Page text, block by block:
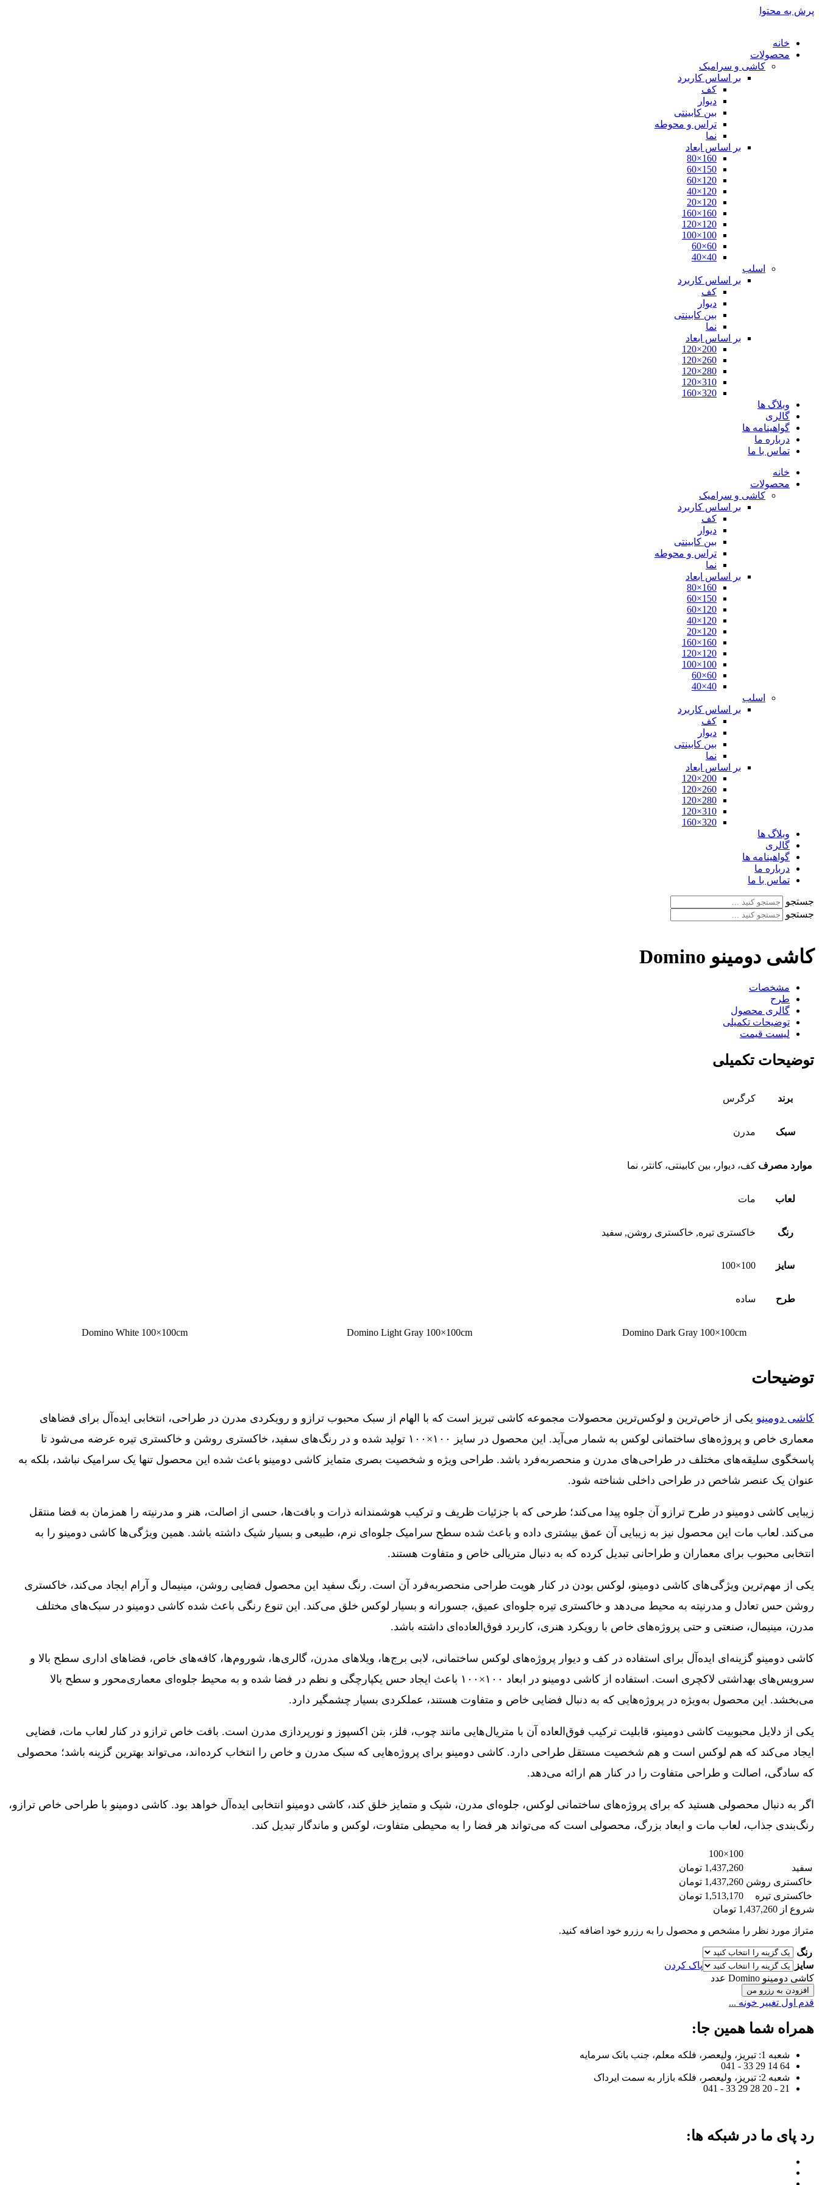
پرش به محتوا
خانه
محصولات
کاشی و سرامیک
بر اساس کاربرد
کف
دیوار
بین کابینتی
تراس و محوطه
نما
بر اساس ابعاد
160×80
150×60
120×60
120×40
120×20
160×160
120×120
100×100
60×60
40×40
اسلب
بر اساس کاربرد
کف
دیوار
بین کابینتی
نما
بر اساس ابعاد
200×120
260×120
280×120
310×120
320×160
وبلاگ ها
گالری
گواهینامه ها
درباره ما
تماس با ما
خانه
محصولات
کاشی و سرامیک
بر اساس کاربرد
کف
دیوار
بین کابینتی
تراس و محوطه
نما
بر اساس ابعاد
160×80
150×60
120×60
120×40
120×20
160×160
120×120
100×100
60×60
40×40
اسلب
بر اساس کاربرد
کف
دیوار
بین کابینتی
نما
بر اساس ابعاد
200×120
260×120
280×120
310×120
320×160
وبلاگ ها
گالری
گواهینامه ها
درباره ما
تماس با ما
جستجو
جستجو
کاشی دومینو Domino
مشخصات
طرح
گالری محصول
توضیحات تکمیلی
لیست قیمت
توضیحات تکمیلی
برند کرگرس
سبک مدرن
موارد مصرف کف، دیوار، بین کابینتی، کانتر، نما
لعاب مات
رنگ خاکستری تیره, خاکستری روشن, سفید
سایز 100×100
طرح ساده
Domino Dark Gray 100×100cm
Domino Light Gray 100×100cm
Domino White 100×100cm
توضیحات
کاشی دومینو یکی از خاص‌ترین و لوکس‌ترین محصولات مجموعه کاشی تبریز است که با الهام از سبک محبوب ترازو و رویکردی مدرن در طراحی، انتخابی ایده‌آل برای فضاهای
معماری خاص و پروژه‌های ساختمانی لوکس به شمار می‌آید. این محصول در سایز ۱۰۰×۱۰۰ تولید شده و در رنگ‌های سفید، خاکستری روشن و خاکستری تیره عرضه می‌شود تا
پاسخگوی سلیقه‌های مختلف در طراحی‌های مدرن و منحصربه‌فرد باشد. طراحی ویژه و شخصیت بصری متمایز کاشی دومینو باعث شده این محصول تنها یک سرامیک نباشد، بلکه به
عنوان یک عنصر شاخص در طراحی داخلی شناخته شود.
زیبایی کاشی دومینو در طرح ترازو آن جلوه پیدا می‌کند؛ طرحی که با جزئیات ظریف و ترکیب هوشمندانه ذرات و بافت‌ها، حسی از اصالت، هنر و مدرنیته را همزمان به فضا منتقل
می‌کند. لعاب مات این محصول نیز به زیبایی آن عمق بیشتری داده و باعث شده سطح سرامیک جلوه‌ای نرم، طبیعی و بسیار شیک داشته باشد. همین ویژگی‌ها کاشی دومینو را به
انتخابی محبوب برای معماران و طراحانی تبدیل کرده که به دنبال متریالی خاص و متفاوت هستند.
یکی از مهم‌ترین ویژگی‌های کاشی دومینو، لوکس بودن در کنار هویت طراحی منحصربه‌فرد آن است. رنگ سفید این محصول فضایی روشن، مینیمال و آرام ایجاد می‌کند، خاکستری
روشن حس تعادل و مدرنیته به محیط می‌دهد و خاکستری تیره جلوه‌ای عمیق، جسورانه و بسیار لوکس خلق می‌کند. این تنوع رنگی باعث شده کاشی دومینو در سبک‌های مختلف
مدرن، مینیمال، صنعتی و حتی پروژه‌های خاص با رویکرد هنری، کاربرد فوق‌العاده‌ای داشته باشد.
کاشی دومینو گزینه‌ای ایده‌آل برای استفاده در کف و دیوار پروژه‌های لوکس ساختمانی، لابی برج‌ها، ویلاهای مدرن، گالری‌ها، شوروم‌ها، کافه‌های خاص، فضاهای اداری سطح بالا و
سرویس‌های بهداشتی لاکچری است. استفاده از کاشی دومینو در ابعاد ۱۰۰×۱۰۰ باعث ایجاد حس یکپارچگی و نظم در فضا شده و به محیط جلوه‌ای معماری‌محور و سطح بالا
می‌بخشد. این محصول به‌ویژه در پروژه‌هایی که به دنبال فضایی خاص و متفاوت هستند، عملکردی بسیار چشمگیر دارد.
یکی از دلایل محبوبیت کاشی دومینو، قابلیت ترکیب فوق‌العاده آن با متریال‌هایی مانند چوب، فلز، بتن اکسپوز و نورپردازی مدرن است. بافت خاص ترازو در کنار لعاب مات، فضایی
ایجاد می‌کند که هم لوکس است و هم شخصیت مستقل طراحی دارد. کاشی دومینو برای پروژه‌هایی که سبک مدرن و خاص را انتخاب کرده‌اند، می‌تواند بهترین گزینه باشد؛ محصولی
که سادگی، اصالت و طراحی متفاوت را در کنار هم ارائه می‌دهد.
اگر به دنبال محصولی هستید که برای پروژه‌های ساختمانی لوکس، جلوه‌ای مدرن، شیک و متمایز خلق کند، کاشی دومینو انتخابی ایده‌آل خواهد بود. کاشی دومینو با طراحی خاص ترازو،
رنگ‌بندی جذاب، لعاب مات و ابعاد بزرگ، محصولی است که می‌تواند هر فضا را به محیطی متفاوت، لوکس و ماندگار تبدیل کند.
100×100
سفید
1,437,260 تومان
خاکستری روشن 1,437,260 تومان
خاکستری تیره
1,513,170 تومان
شروع از 1,437,260 تومان
متراژ مورد نظر را مشخص و محصول را به رزرو خود اضافه کنید.
رنگ
سایز
پاک کردن
کاشی دومینو Domino عدد
افزودن به رزرو من
قدم اول تغییر خونه ...
همراه شما همین جا:
شعبه 1: تبریز، ولیعصر، فلکه معلم، جنب بانک سرمایه
64 14 29 33 - 041
شعبه 2: تبریز، ولیعصر، فلکه بازار به سمت ایرداک
21 - 20 28 29 33 - 041
رد پای ما در شبکه ها: